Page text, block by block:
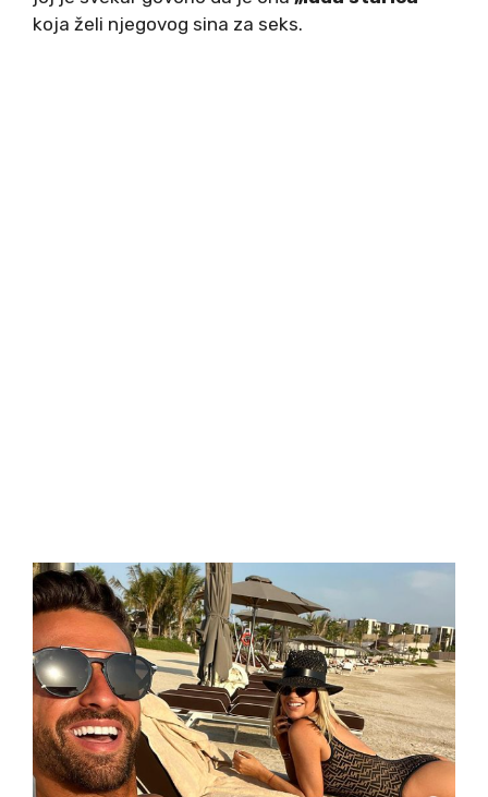
koja želi njegovog sina za seks.